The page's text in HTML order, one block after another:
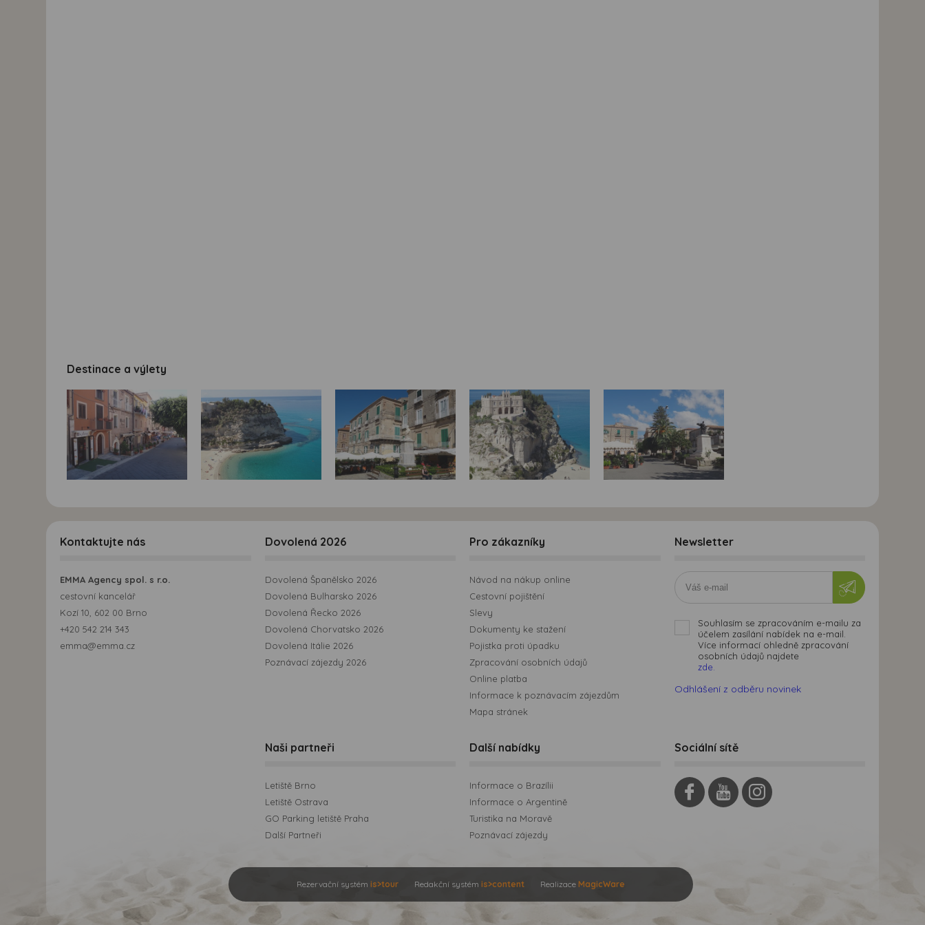
Destinace a výlety
Kontaktujte nás
EMMA Agency spol. s r.o.
cestovní kancelář
Kozí 10, 602 00 Brno
+420 542 214 343
emma@emma.cz
Dovolená 2026
Dovolená Španělsko 2026
Dovolená Bulharsko 2026
Dovolená Řecko 2026
Dovolená Chorvatsko 2026
Dovolená Itálie 2026
Poznávací zájezdy 2026
Pro zákazníky
Návod na nákup online
Cestovní pojištění
Slevy
Dokumenty ke stažení
Pojistka proti úpadku
Zpracování osobních údajů
Online platba
Informace k poznávacím zájezdům
Mapa stránek
Newsletter
Souhlasím se zpracováním e-mailu za
účelem zasílání nabídek na e-mail.
Více informací ohledně zpracování
osobních údajů najdete
zde.
Odhlášení z odběru novinek
Naši partneři
Letiště Brno
Letiště Ostrava
GO Parking letiště Praha
Další Partneři
Další nabídky
Informace o Brazílii
Informace o Argentině
Turistika na Moravě
Poznávací zájezdy
Sociální sítě
Rezervační systém is>tour Redakční systém is>content Realizace MagicWare